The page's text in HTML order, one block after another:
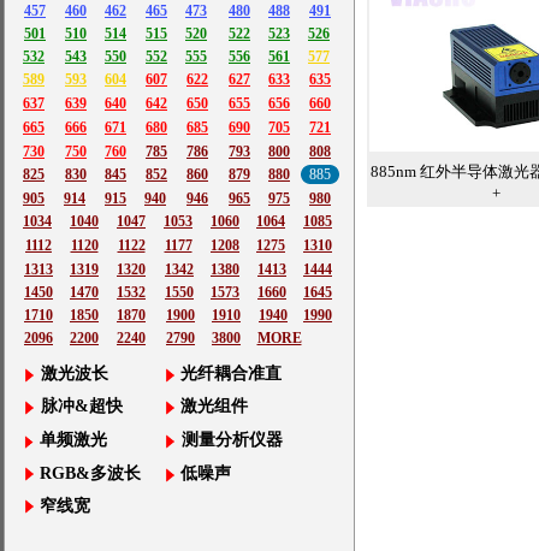
885nm 红外半导体激光
+
532
491
488
480
473
465
462
460
457
501
510 514 515 520 522
523
543
550 552 555 556 561
526
577
604
593
589 607 622 627 633
635
637
639 640 642 650 655 656
660
666
671 680 685 690 705
721
750
760
730
665
785
786 793 800
808
825
830 845 852 860 880
879
914
885
915
940 946 965 975 980
905
1034
1040 1047 1053 1060 1064
1085
1275
1208
1177
1122
1120
1112
1310
1413
1380 1444
1342
1320
1319
1313
1660
1645
1573
1550
1532
1470
1450
1940
1910
1900
1870
1850
1710
2790
2200 3800
2096
1990
MORE
单频激光
光纤耦合准直
激光波长
脉冲&超快
RGB&多波长
激光组件
测量分析仪器
低噪声
窄线宽
2240